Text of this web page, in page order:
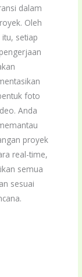
dalam
Oleh
setiap
foto
Anda
proyek
real-time,
semua
sesuai